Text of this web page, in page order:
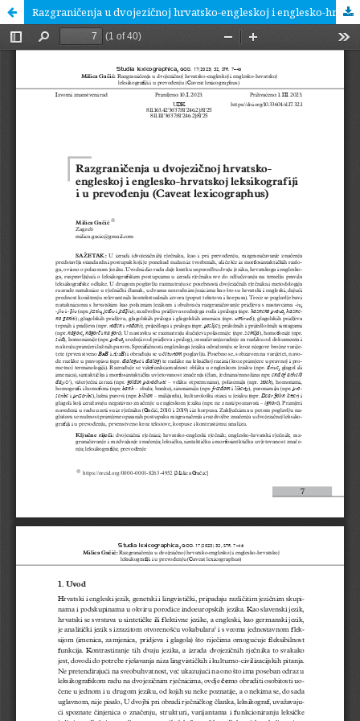
Razgraničenja u dvojezičnoj hrvatsko-engleskoj i englesko-hrvatskoj leksikografiji i u prevođenju (Caveat lexicographus)